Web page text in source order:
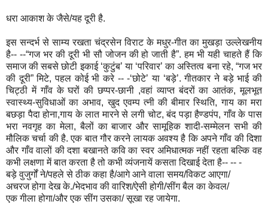
धरा आकाश के जैसे/यह दूरी है.
इस सन्दर्भ से साम्य रखता चंद्रसेन विराट के मधुर-गीत का मुखड़ा उल्लेखनीय
है-- --“गज भर की दूरी भी सौ जोजन की हो जाती है”. हम भी यही चाहते हैं कि
समाज की सबसे छोटी इकाई ‘कुटुंब’ या ‘परिवार’ का अस्तित्व बना रहे, “गज भर
की दूरी” मिटे, पहल कोई भी करे -- -‘छोटे’ या ‘बड़े’. गीतकार ने बड़े भाई की
चिट्ठी में गाँव के घरों की छप्पर-छानी ,वहां व्याप्त बंदरों का आतंक, मूलभूत
स्वास्थ्य-सुविधाओं का अभाव, खुद एवम्प त्नी की बीमार स्थिति, गाय का मरा
बछड़ा पैदा होना,गाय के लात मारने से लगी चोट, बंद पड़ा हैण्डपंप, गाँव के पास
भरा नवगृह का मेला, बैलों का बाजार और सामूहिक शादी-सम्मेलन सभी की
मौलिक चर्चा की है. एक बात गौर करने लायक अवश्य है कि अपने गाँव की दिशा
और गाँव वालों की दशा बखानते कवि का स्वर अमिधात्मक नहीं रहता बल्कि वह
कभी लक्षणा में बात करता है तो कभी व्यंजनायें कसता दिखाई देता है-- -- -
बड़े वुजुर्गों ने/पहले से ठीक कहा है/आगे आने वाला समय/विकट आएगा/
अचरज होगा देख के./भेदभाव की वारिश/ऐसी होगी/सींग बैल का केवल/
एक गीला होगा/और एक सींग उसका/ सूखा रह जायेगा.